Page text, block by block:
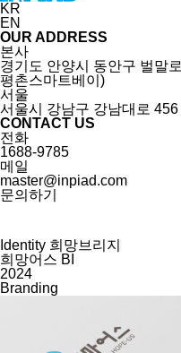
KR
EN
OUR ADDRESS
본사
경기도 안양시 동안구 벌말
평촌스마트베이)
서울
서울시 강남구 강남대로
CONTACT US
전화
1688-9785
메일
master@inpiad.com
문의하기
Identity 희망브리지
희망어스 BI
2024
Branding